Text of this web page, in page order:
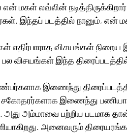
மகள் லவ்லின்
இந்தப் படத்தில் நானும், என்
எதிர்பாராத விசயங்கள்
விசயங்கள் இந்த திரைப்படத்தில்
நண்பர்களாக இணைந்து
இணைந்து
அம்மாவை பற்றிய படமாக
அனைவரும்